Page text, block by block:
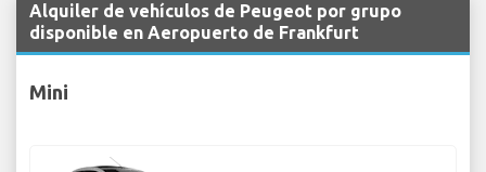
Alquiler de vehículos de Peugeot por grupo
disponible en Aeropuerto de Frankfurt
Mini